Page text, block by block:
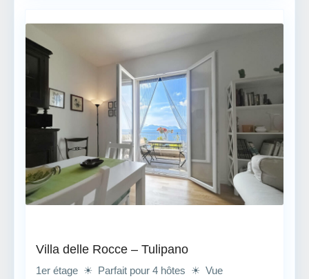
Villa delle Rocce – Tulipano
1er étage ☀ Parfait pour 4 hôtes ☀ Vue